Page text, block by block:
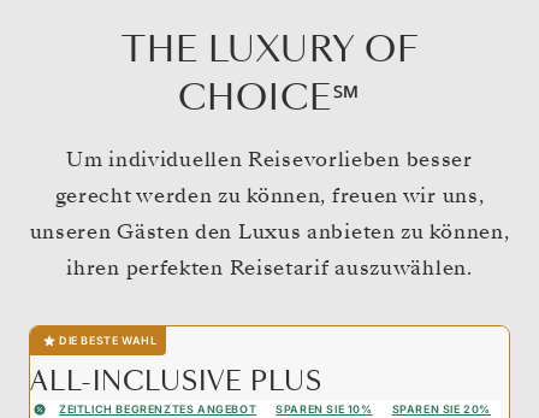
THE LUXURY OF
CHOICE℠
Um individuellen Reisevorlieben besser
gerecht werden zu können, freuen wir uns,
unseren Gästen den Luxus anbieten zu können,
ihren perfekten Reisetarif auszuwählen.
DIE BESTE WAHL
ALL-INCLUSIVE PLUS
ZEITLICH BEGRENZTES ANGEBOT SPAREN SIE 10% SPAREN SIE 20%